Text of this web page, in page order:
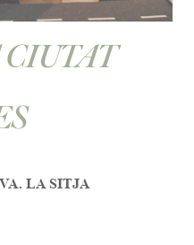
LA SITJA